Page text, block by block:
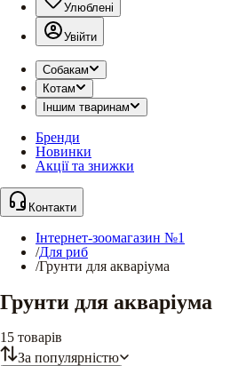
Улюблені
Увійти
Собакам
Котам
Іншим тваринам
Бренди
Новинки
Акції та знижки
Контакти
Інтернет-зоомагазин №1
/Для риб
/Грунти для акваріума
Грунти для акваріума
15 товарів
За популярністю